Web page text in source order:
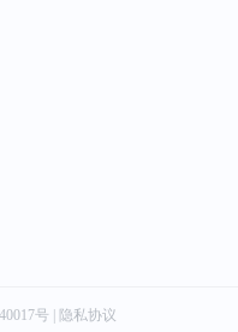
号 | 隐私协议